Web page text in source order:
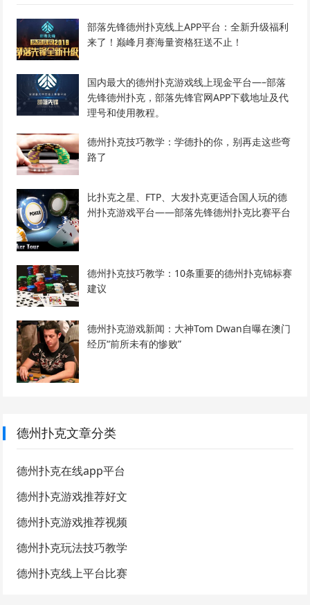
部落先锋德州扑克线上APP平台：全新升级福利
来了！巅峰月赛海量资格狂送不止！
国内最大的德州扑克游戏线上现金平台—–部落
先锋德州扑克，部落先锋官网APP下载地址及代
理号和使用教程。
德州扑克技巧教学：学德扑的你，别再走这些弯
路了
比扑克之星、FTP、大发扑克更适合国人玩的德
州扑克游戏平台——部落先锋德州扑克比赛平台
德州扑克技巧教学：10条重要的德州扑克锦标赛
建议
德州扑克游戏新闻：大神Tom Dwan自曝在澳门
经历“前所未有的惨败”
德州扑克文章分类
德州扑克在线app平台
德州扑克游戏推荐好文
德州扑克游戏推荐视频
德州扑克玩法技巧教学
德州扑克线上平台比赛